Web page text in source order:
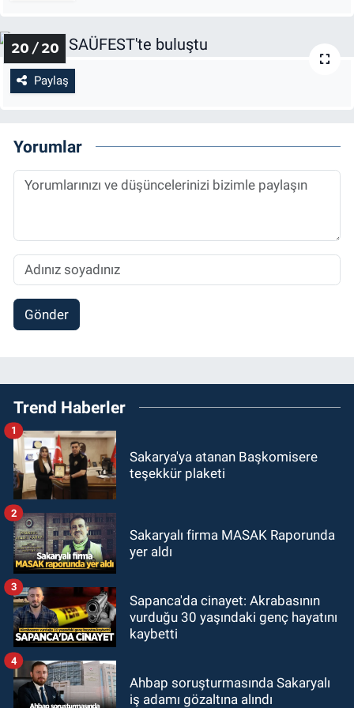
20 / 20
Paylaş
Yorumlar
Gönder
Trend Haberler
Sakarya'ya atanan Başkomisere
teşekkür plaketi
1
Sakaryalı firma MASAK Raporunda
yer aldı
2
Sapanca'da cinayet: Akrabasının
vurduğu 30 yaşındaki genç hayatını
kaybetti
3
Ahbap soruşturmasında Sakaryalı
iş adamı gözaltına alındı
4